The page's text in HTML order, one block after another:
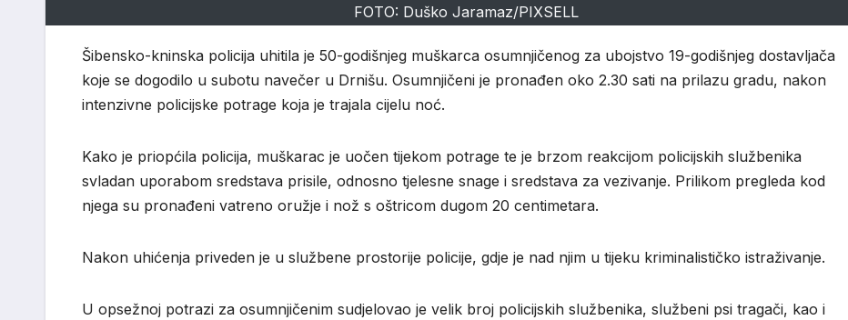
FOTO: Duško Jaramaz/PIXSELL
Šibensko-kninska policija uhitila je 50-godišnjeg muškarca osumnjičenog za ubojstvo 19-godišnjeg dostavljača
koje se dogodilo u subotu navečer u Drnišu. Osumnjičeni je pronađen oko 2.30 sati na prilazu gradu, nakon
intenzivne policijske potrage koja je trajala cijelu noć.
Kako je priopćila policija, muškarac je uočen tijekom potrage te je brzom reakcijom policijskih službenika
svladan uporabom sredstava prisile, odnosno tjelesne snage i sredstava za vezivanje. Prilikom pregleda kod
njega su pronađeni vatreno oružje i nož s oštricom dugom 20 centimetara.
Nakon uhićenja priveden je u službene prostorije policije, gdje je nad njim u tijeku kriminalističko istraživanje.
U opsežnoj potrazi za osumnjičenim sudjelovao je velik broj policijskih službenika, službeni psi tragači, kao i